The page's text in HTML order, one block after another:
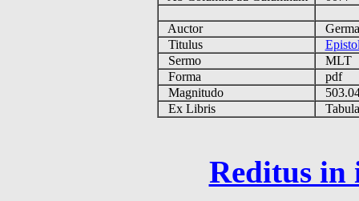
Auctor
Titulus
Sermo
MLT
Forma
pdf
Magnitudo
Ex Libris
Reditus in